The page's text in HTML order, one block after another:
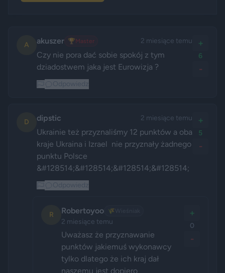
A akuszer 🏆Master 2 miesiące temu
Czy nie pora dać sobie spokój z tym
dziadostwem jaka jest Eurowizja ?
+
6
-
D dipstic 2 miesiące temu
Ukrainie też przyznaliśmy 12 punktów a oba
kraje Ukraina i Izrael  nie przyznały żadnego
punktu Polsce
&#128514;&#128514;&#128514;&#128514;
+
5
-
R Robertoyoo 🌾
2 miesiące temu
Uważasz że przyznawanie
punktów jakiemuś wykonawcy
tylko dlatego że ich kraj dał
naszemu jest dopiero
+
0
-